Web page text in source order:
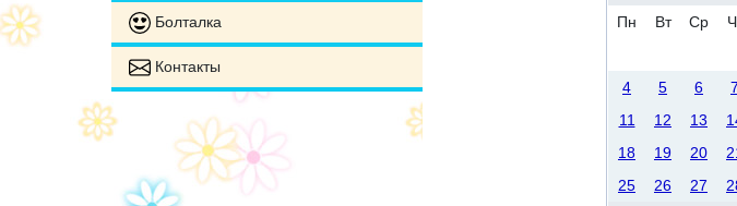
Болталка
Контакты
Пн
Вт Ср
4
5 6 7
11
12 13
18
19 20
25
26 27